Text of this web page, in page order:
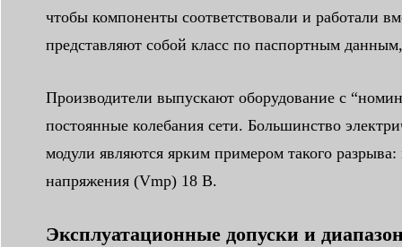
чтобы компоненты соответствовали и работали
представляют собой класс по паспортным
Производители выпускают оборудование с
постоянные колебания сети. Большинство
модули являются ярким примером такого
напряжения (Vmp) 18 В.
Эксплуатационные допуски и